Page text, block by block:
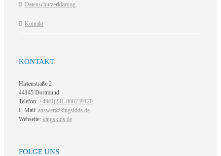
Datenschutzerklärung
Kontakt
KONTAKT
Hirtenstraße 2
44145 Dortmund
Telefon: +49(0)231-860239120
E-Mail: answer@kingskids.de
Webseite: kingskids.de
FOLGE UNS